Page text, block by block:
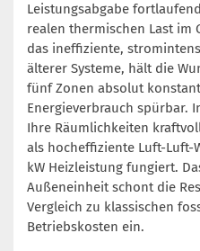
Leistungsabgabe
realen thermischen Last im
das ineffiziente,
älterer Systeme, hält die
fünf Zonen absolut
Energieverbrauch spürbar.
Ihre Räumlichkeiten
als hocheffiziente Luft-Luft-
kW Heizleistung fungiert.
Außeneinheit schont die
Vergleich zu klassischen
Betriebskosten ein.